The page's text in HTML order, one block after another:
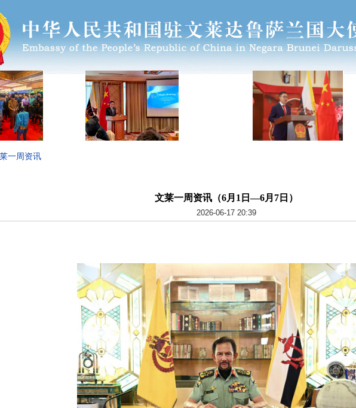
一周资讯
文莱一周资讯（6月1日—6月7日）
2026-06-17 20:39